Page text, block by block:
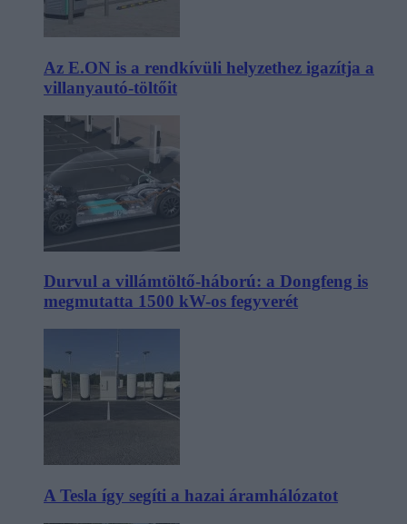
Az E.ON is a rendkívüli helyzethez igazítja a
villanyautó-töltőit
Durvul a villámtöltő-háború: a Dongfeng is
megmutatta 1500 kW-os fegyverét
A Tesla így segíti a hazai áramhálózatot